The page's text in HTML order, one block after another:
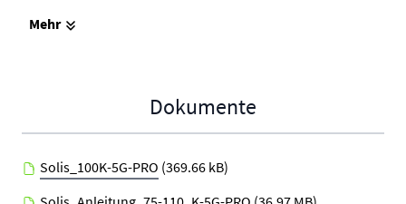
Tiefe
Gebäuden
Mehr
Dokumente
Solis_100K-5G-PRO (369.66 kB)